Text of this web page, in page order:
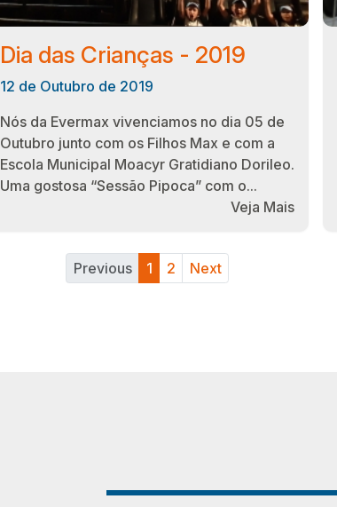
Dia das Crianças - 2019
12 de Outubro de 2019
Nós da Evermax vivenciamos no dia 05 de
Outubro junto com os Filhos Max e com a
Escola Municipal Moacyr Gratidiano Dorileo.
Uma gostosa “Sessão Pipoca” com o...
Veja Mais
Previous 1(current)
2 Next